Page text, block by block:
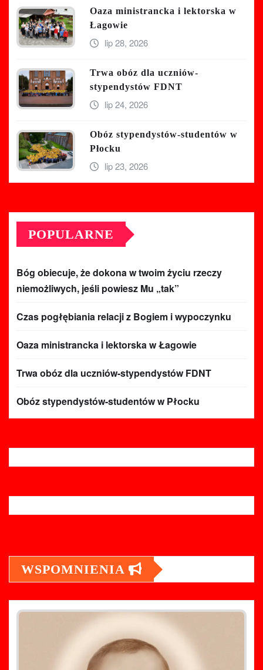
Oaza ministrancka i lektorska w
Łagowie
lip 28, 2026
Trwa obóz dla uczniów-
stypendystów FDNT
lip 24, 2026
Obóz stypendystów-studentów w
Płocku
lip 23, 2026
POPULARNE
Bóg obiecuje, że dokona w twoim życiu rzeczy
niemożliwych, jeśli powiesz Mu „tak”
Czas pogłębiania relacji z Bogiem i wypoczynku
Oaza ministrancka i lektorska w Łagowie
Trwa obóz dla uczniów-stypendystów FDNT
Obóz stypendystów-studentów w Płocku
WSPOMNIENIA